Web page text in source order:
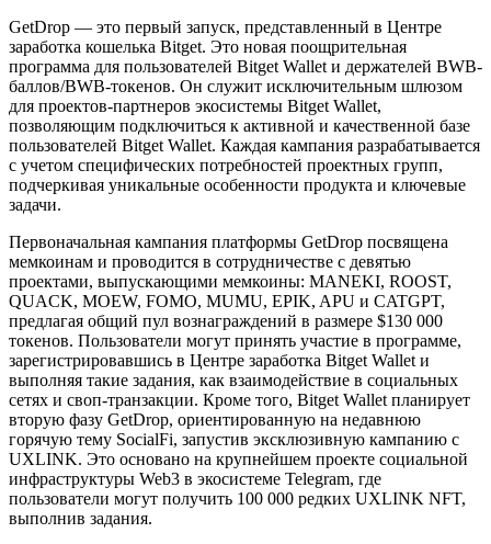
GetDrop — это первый запуск, представленный в Центре
заработка кошелька Bitget. Это новая поощрительная
программа для пользователей Bitget Wallet и держателей BWB-
баллов/BWB-токенов. Он служит исключительным шлюзом
для проектов-партнеров экосистемы Bitget Wallet,
позволяющим подключиться к активной и качественной базе
пользователей Bitget Wallet. Каждая кампания разрабатывается
с учетом специфических потребностей проектных групп,
подчеркивая уникальные особенности продукта и ключевые
задачи.
Первоначальная кампания платформы GetDrop посвящена
мемкоинам и проводится в сотрудничестве с девятью
проектами, выпускающими мемкоины: MANEKI, ROOST,
QUACK, MOEW, FOMO, MUMU, EPIK, APU и CATGPT,
предлагая общий пул вознаграждений в размере $130 000
токенов. Пользователи могут принять участие в программе,
зарегистрировавшись в Центре заработка Bitget Wallet и
выполняя такие задания, как взаимодействие в социальных
сетях и своп-транзакции. Кроме того, Bitget Wallet планирует
вторую фазу GetDrop, ориентированную на недавнюю
горячую тему SocialFi, запустив эксклюзивную кампанию с
UXLINK. Это основано на крупнейшем проекте социальной
инфраструктуры Web3 в экосистеме Telegram, где
пользователи могут получить 100 000 редких UXLINK NFT,
выполнив задания.